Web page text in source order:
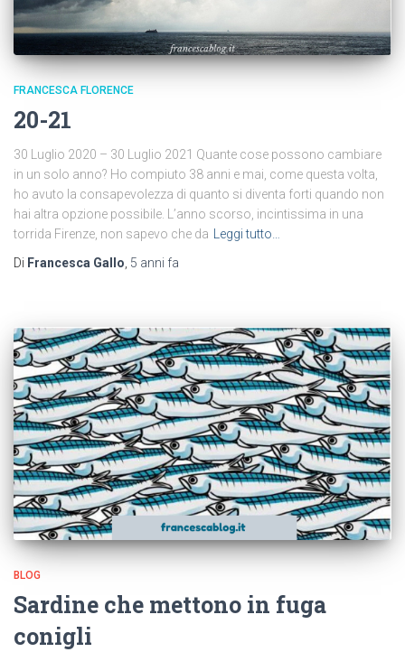
FRANCESCA FLORENCE
20-21
30 Luglio 2020 – 30 Luglio 2021 Quante cose possono cambiare
in un solo anno? Ho compiuto 38 anni e mai, come questa volta,
ho avuto la consapevolezza di quanto si diventa forti quando non
hai altra opzione possibile. L’anno scorso, incintissima in una
torrida Firenze, non sapevo che da Leggi tutto…
Di Francesca Gallo, 5 anni fa
BLOG
Sardine che mettono in fuga
conigli